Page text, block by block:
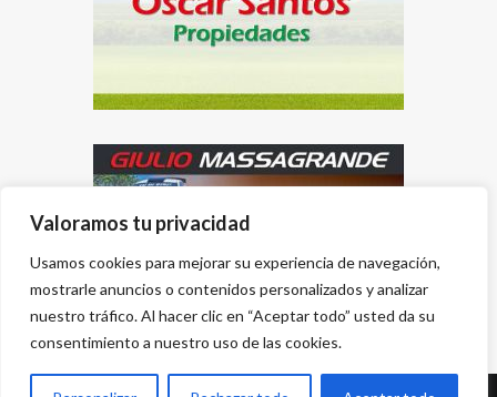
Valoramos tu privacidad
Usamos cookies para mejorar su experiencia de navegación,
mostrarle anuncios o contenidos personalizados y analizar
nuestro tráfico. Al hacer clic en “Aceptar todo” usted da su
consentimiento a nuestro uso de las cookies.